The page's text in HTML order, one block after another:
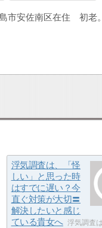
市安佐南区在住 初老。
浮気調査は、「怪
しい」と思った時
はすでに遅い？今
直ぐ対策が大切〓
解決したいと感じ
ている貴女へ
浮気調査